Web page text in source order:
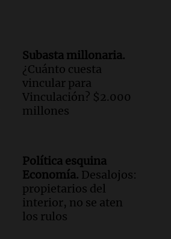
Subasta millonaria.
¿Cuánto cuesta
vincular para
Vinculación? $2.000
millones
Política esquina
Economía. Desalojos:
propietarios del
interior, no se aten
los rulos